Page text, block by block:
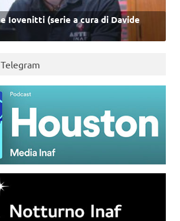
Iovenitti (serie a cura di Davide